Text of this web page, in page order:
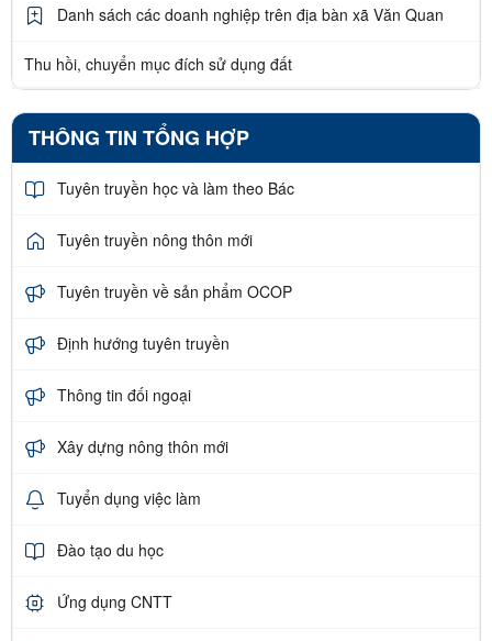
Danh sách các doanh nghiệp trên địa bàn xã Văn Quan
Thu hồi, chuyển mục đích sử dụng đất
THÔNG TIN TỔNG HỢP
Tuyên truyền học và làm theo Bác
Tuyên truyền nông thôn mới
Tuyên truyền về sản phẩm OCOP
Định hướng tuyên truyền
Thông tin đối ngoại
Xây dựng nông thôn mới
Tuyển dụng việc làm
Đào tạo du học
Ứng dụng CNTT